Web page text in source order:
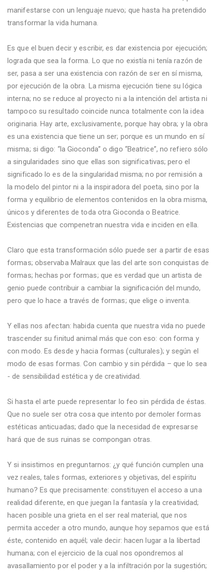
manifestarse con un lenguaje nuevo; que hasta ha pretendido
transformar la vida humana.
Es que el buen decir y escribir, es dar existencia por ejecución;
lograda que sea la forma. Lo que no existía ni tenía razón de
ser, pasa a ser una existencia con razón de ser en sí misma,
por ejecución de la obra. La misma ejecución tiene su lógica
interna; no se reduce al proyecto ni a la intención del artista ni
tampoco su resultado coincide nunca totalmente con la idea
originaria. Hay arte, exclusivamente, porque hay obra; y la obra
es una existencia que tiene un ser; porque es un mundo en sí
misma; si digo: “la Gioconda” o digo “Beatrice”, no refiero sólo
a singularidades sino que ellas son significativas; pero el
significado lo es de la singularidad misma; no por remisión a
la modelo del pintor ni a la inspiradora del poeta, sino por la
forma y equilibrio de elementos contenidos en la obra misma,
únicos y diferentes de toda otra Gioconda o Beatrice.
Existencias que compenetran nuestra vida e inciden en ella.
Claro que esta transformación sólo puede ser a partir de esas
formas; observaba Malraux que las del arte son conquistas de
formas; hechas por formas; que es verdad que un artista de
genio puede contribuir a cambiar la significación del mundo,
pero que lo hace a través de formas; que elige o inventa.
Y ellas nos afectan: habida cuenta que nuestra vida no puede
trascender su finitud animal más que con eso: con forma y
con modo. Es desde y hacia formas (culturales); y según el
modo de esas formas. Con cambio y sin pérdida – que lo sea
- de sensibilidad estética y de creatividad.
Si hasta el arte puede representar lo feo sin pérdida de éstas.
Que no suele ser otra cosa que intento por demoler formas
estéticas anticuadas; dado que la necesidad de expresarse
hará que de sus ruinas se compongan otras.
Y si insistimos en preguntarnos: ¿y qué función cumplen una
vez reales, tales formas, exteriores y objetivas, del espíritu
humano? Es que precisamente: constituyen el acceso a una
realidad diferente, en que juegan la fantasía y la creatividad;
hacen posible una grieta en el ser real material, que nos
permita acceder a otro mundo, aunque hoy sepamos que está
éste, contenido en aquél; vale decir: hacen lugar a la libertad
humana; con el ejercicio de la cual nos opondremos al
avasallamiento por el poder y a la infiltración por la sugestión;